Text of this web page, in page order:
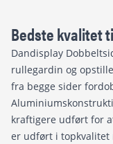
Bedste kvalitet
Dandisplay
rullegardin og
fra begge sider
kraftigere udført for
er udført i topkvalitet